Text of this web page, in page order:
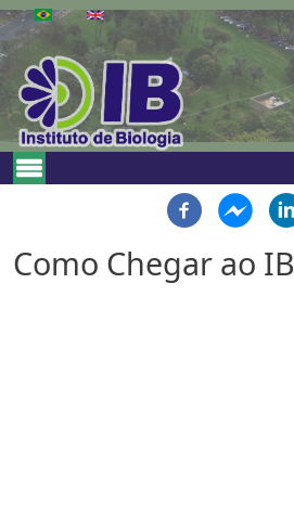
Pular para o conteúdo principal
Main navigation
Como Chegar ao IB